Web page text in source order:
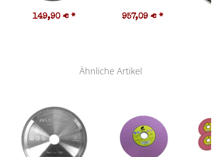
149,90 € * 957,09 € *
Ähnliche Artikel